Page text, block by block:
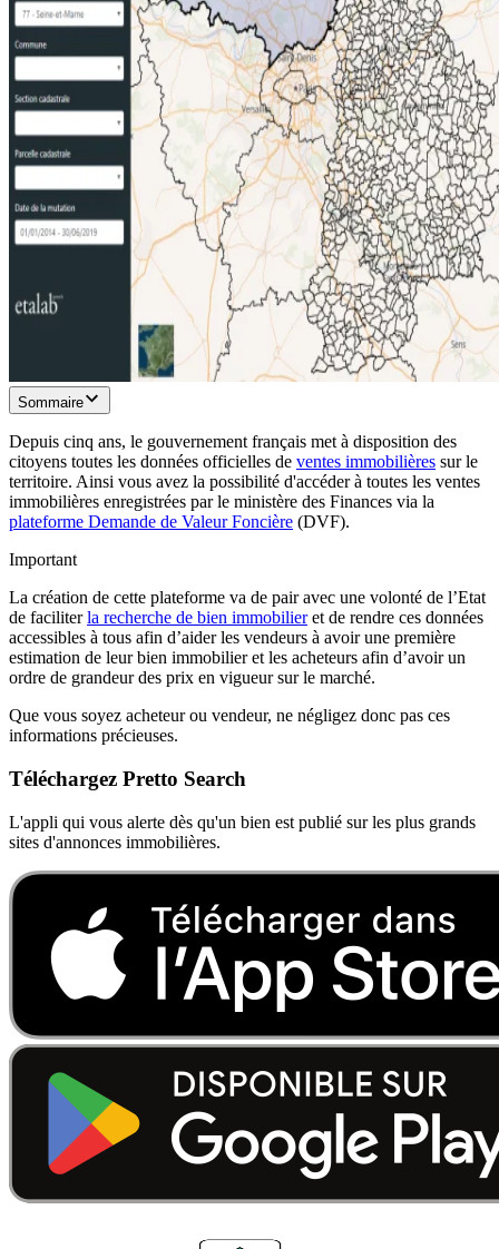
Sommaire
Depuis cinq ans, le gouvernement français met à disposition des
citoyens toutes les données officielles de ventes immobilières sur le
territoire. Ainsi vous avez la possibilité d'accéder à toutes les ventes
immobilières enregistrées par le ministère des Finances via la
plateforme Demande de Valeur Foncière (DVF).
Important
La création de cette plateforme va de pair avec une volonté de l’Etat
de faciliterla recherche de bien immobilieret de rendre ces données
accessibles à tous afin d’aider les vendeurs à avoir une première
estimation de leur bien immobilier et les acheteurs afin d’avoir un
ordre de grandeur des prix en vigueur sur le marché.
Que vous soyez acheteur ou vendeur, ne négligez donc pas ces
informations précieuses.
Téléchargez Pretto Search
L'appli qui vous alerte dès qu'un bien est publié sur les plus grands
sites d'annonces immobilières.